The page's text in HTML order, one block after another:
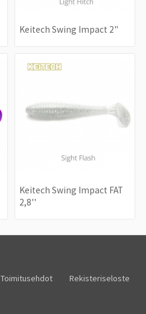
Keitech Swing Impact 2"
Keitech Swing Impact FAT
2,8''
Toimitusehdot
Rekisteriseloste